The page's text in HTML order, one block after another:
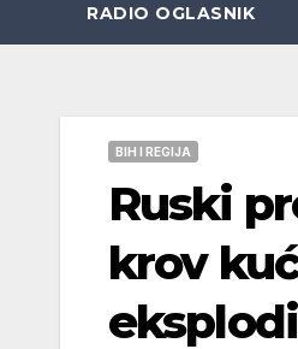
RADIO OGLASNIK
BIH I REGIJA
Ruski
krov